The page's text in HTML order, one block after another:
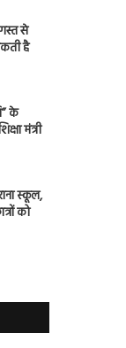
से
है
के
मंत्री
स्कूल,
को